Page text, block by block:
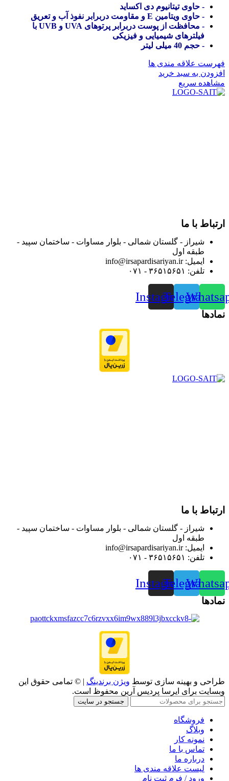
- حاوی تیتانیوم دی اکساید
- حاوی ویتامین E و مقاومت دربرابر نفوذ آب و تعریق
- محافظت از پوست دربرابر پرتوهای UVA و UVB با
فیلترهای شیمیایی و فیزیکی
- حجم 40 میلی لیتر
فهرست علاقه مندی ها
افزودن به سبد خرید
مشاهده سریع
ارتباط با ما
شیراز - گلستان شمالی - بلوار مساوات - ساختمان سپید -
طبقه اول
ایمیل: info@irsapardisariyan.ir
تلفن: ۳۶۵۱۵۶۵۱ - ۰۷۱
Telegram
Instagram
نمادها
ارتباط با ما
شیراز - گلستان شمالی - بلوار مساوات - ساختمان سپید -
طبقه اول
ایمیل: info@irsapardisariyan.ir
تلفن: ۳۶۵۱۵۶۵۱ - ۰۷۱
Telegram
Instagram
نمادها
طراحی و بهینه سازی توسط ویژن برندینگ | © تمامی حقوق این
وبسایت برای ایرسا پردیس آرین محفوظ است.
جستجو در سایت
فروشگاه
وبلاگ
نمونه کار
تماس با ما
درباره ما
لیست علاقه مندی ها
ورود / فرم ثبت نام